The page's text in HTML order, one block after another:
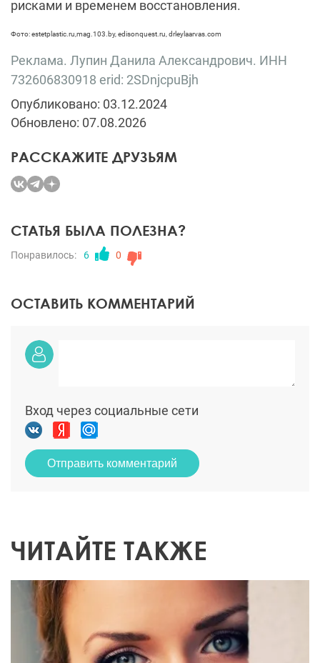
рисками и временем восстановления.
Фото: estetplastic.ru,mag.103.by, edisonquest.ru, drleylaarvas.com
Реклама. Лупин Данила Александрович. ИНН
732606830918 erid: 2SDnjcpuBjh
Опубликовано: 03.12.2024
Обновлено: 07.08.2026
РАССКАЖИТЕ ДРУЗЬЯМ
СТАТЬЯ БЫЛА ПОЛЕЗНА?
Понравилось: 6 0
ОСТАВИТЬ КОММЕНТАРИЙ
Вход через социальные сети
Отправить комментарий
ЧИТАЙТЕ ТАКЖЕ